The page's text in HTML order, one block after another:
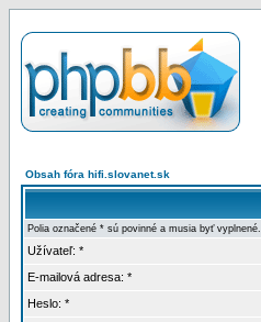
Obsah fóra hifi.slovanet.sk
Polia označené * sú povinné a musia byť vyplnené.
Užívateľ: *
E-mailová adresa: *
Heslo: *